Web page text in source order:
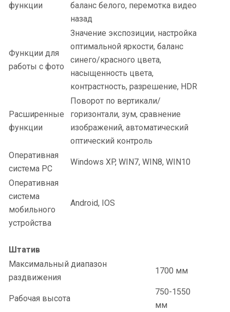
функции
баланс белого, перемотка видео
назад
Функции для
работы с фото
Значение экспозиции, настройка
оптимальной яркости, баланс
синего/красного цвета,
насыщенность цвета,
контрастность, разрешение, HDR
Расширенные
функции
Поворот по вертикали/
горизонтали, зум, сравнение
изображений, автоматический
оптический контроль
Оперативная
система PC
Windows XP, WIN7, WIN8, WIN10
Оперативная
система
мобильного
устройства
Android, IOS
Штатив
Максимальный диапазон
раздвижения
1700 мм
Рабочая высота
750-1550
мм